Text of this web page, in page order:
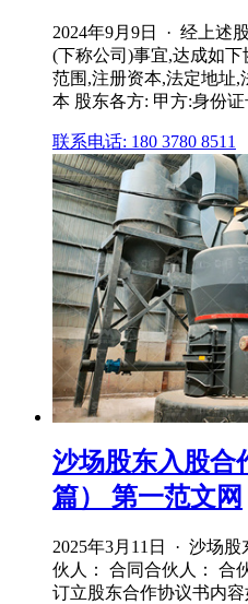
2024年9月9日 · 经上述
(下称公司)事宜,达成如
范围,注册资本,法定地址
本 股东各方: 甲方:身份证
联系电话: 180 3780 8511
沙场股东入股合
篇） 第一范文网
2025年3月11日 · 沙场
伙人： 合同合伙人： 合
订立股东合作协议书内